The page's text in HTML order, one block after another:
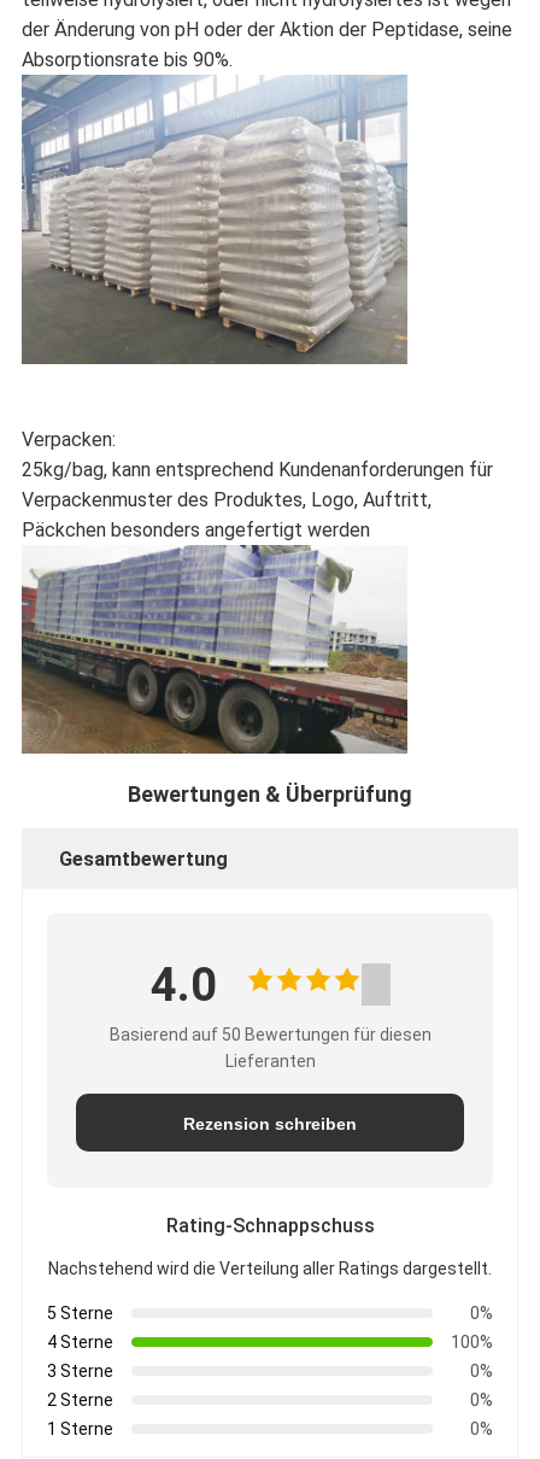
der Änderung von pH oder der Aktion der Peptidase, seine
Absorptionsrate bis 90%.
Verpacken:
25kg/bag, kann entsprechend Kundenanforderungen für
Verpackenmuster des Produktes, Logo, Auftritt,
Päckchen besonders angefertigt werden
Bewertungen & Überprüfung
Gesamtbewertung
4.0
Basierend auf 50 Bewertungen für diesen
Lieferanten
Rezension schreiben
Rating-Schnappschuss
Nachstehend wird die Verteilung aller Ratings dargestellt.
5 Sterne
0%
4 Sterne
100%
3 Sterne
0%
2 Sterne
0%
1 Sterne
0%